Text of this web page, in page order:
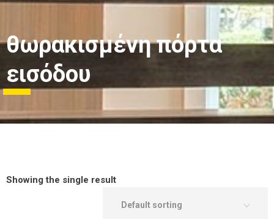
θωρακισμένη πόρτα
εισόδου
Showing the single result